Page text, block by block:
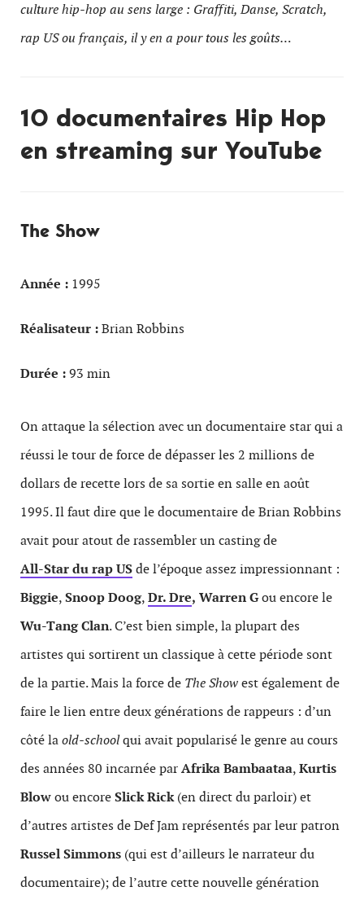
culture hip-hop au sens large : Graffiti, Danse, Scratch,
rap US ou français, il y en a pour tous les goûts…
10 documentaires Hip Hop
en streaming sur YouTube
The Show
Année : 1995
Réalisateur :Brian Robbins
Durée :93 min
On attaque la sélection avec un documentaire star qui a
réussi le tour de force de dépasser les 2 millions de
dollars de recette lors de sa sortie en salle en août
1995. Il faut dire que le documentaire de Brian Robbins
avait pour atout de rassembler un casting de
All-Star du rap USde l’époque assez impressionnant :
Biggie,Snoop Doog,Dr. Dre, Warren Gou encore le
Wu-Tang Clan. C’est bien simple, la plupart des
artistes qui sortirent un classique à cette période sont
de la partie. Mais la force de The Showest également de
faire le lien entre deux générations de rappeurs : d’un
côté laold-schoolqui avait popularisé le genre au cours
des années 80 incarnée parAfrika Bambaataa,Kurtis
Blowou encoreSlick Rick(en direct du parloir) et
d’autres artistes de Def Jam représentés par leur patron
Russel Simmons (qui est d’ailleurs le narrateur du
documentaire); de l’autre cette nouvelle génération